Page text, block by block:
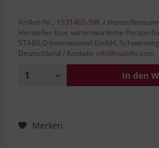
Artikel-Nr.: 1531465-SW /
Hersteller bzw. verantwortliche Person
STABILO International GmbH,
Deutschland / Kontakt: info@stabilo.com
In den
Merken